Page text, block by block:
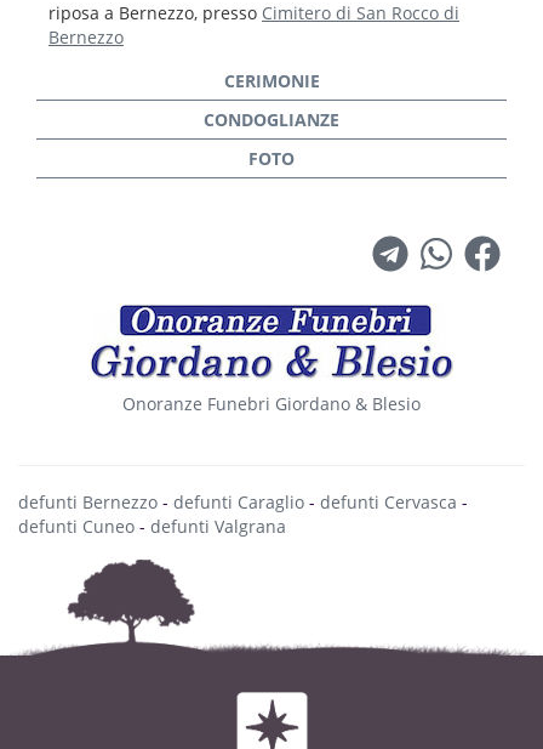
riposa a Bernezzo, presso Cimitero di San Rocco di
Bernezzo
Onoranze Funebri Giordano & Blesio
defunti Bernezzo - defunti Caraglio - defunti Cervasca -
defunti Cuneo - defunti Valgrana